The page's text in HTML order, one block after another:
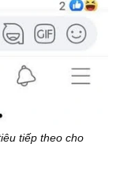
tiếp theo cho